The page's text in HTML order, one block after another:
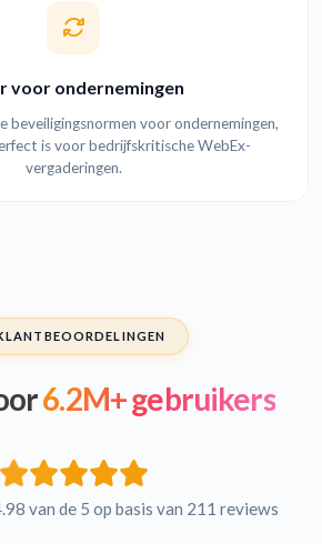
voor ondernemingen
beveiligingsnormen voor ondernemingen,
is voor bedrijfskritische WebEx-
vergaderingen.
6.2M+ gebruikers
van de 5 op basis van 211 reviews